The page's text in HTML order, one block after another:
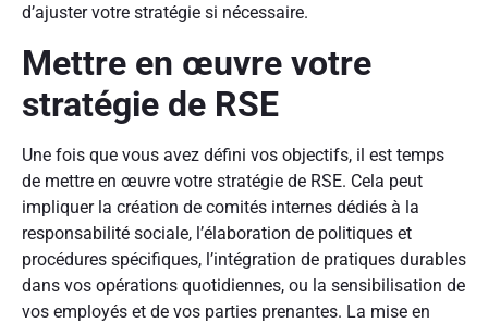
d’ajuster votre stratégie si nécessaire.
Mettre en œuvre votre
stratégie de RSE
Une fois que vous avez défini vos objectifs, il est temps
de mettre en œuvre votre stratégie de RSE. Cela peut
impliquer la création de comités internes dédiés à la
responsabilité sociale, l’élaboration de politiques et
procédures spécifiques, l’intégration de pratiques durables
dans vos opérations quotidiennes, ou la sensibilisation de
vos employés et de vos parties prenantes. La mise en